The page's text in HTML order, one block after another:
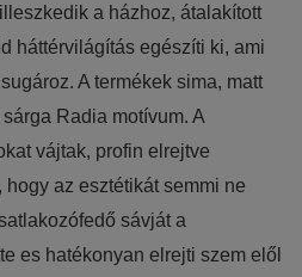
a házhoz, átalakított
háttérvilágítás egészíti ki, ami
A termékek sima, matt
Radia motívum. A
vájtak, profin elrejtve
az esztétikát semmi ne
sávját a
es hatékonyan elrejti szem elől